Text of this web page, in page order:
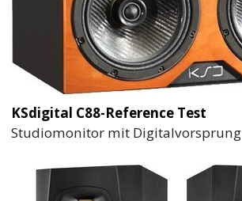
KSdigital C88-Reference Test
Studiomonitor mit Digitalvorsprung